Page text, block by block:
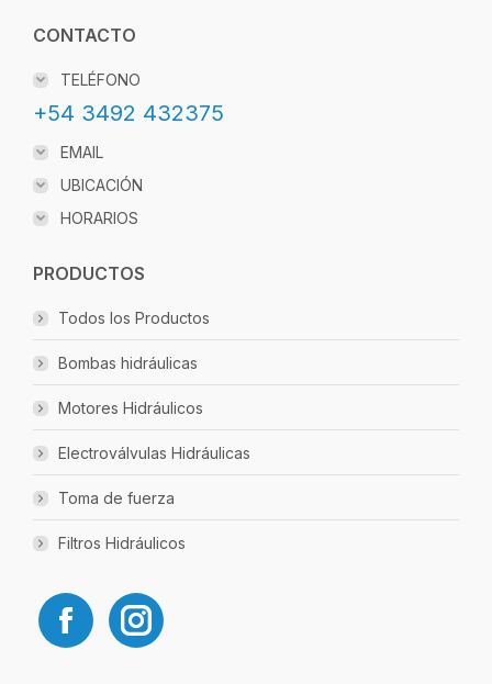
CONTACTO
TELÉFONO
+54 3492 432375
EMAIL
UBICACIÓN
HORARIOS
PRODUCTOS
Todos los Productos
Bombas hidráulicas
Motores Hidráulicos
Electroválvulas Hidráulicas
Toma de fuerza
Filtros Hidráulicos